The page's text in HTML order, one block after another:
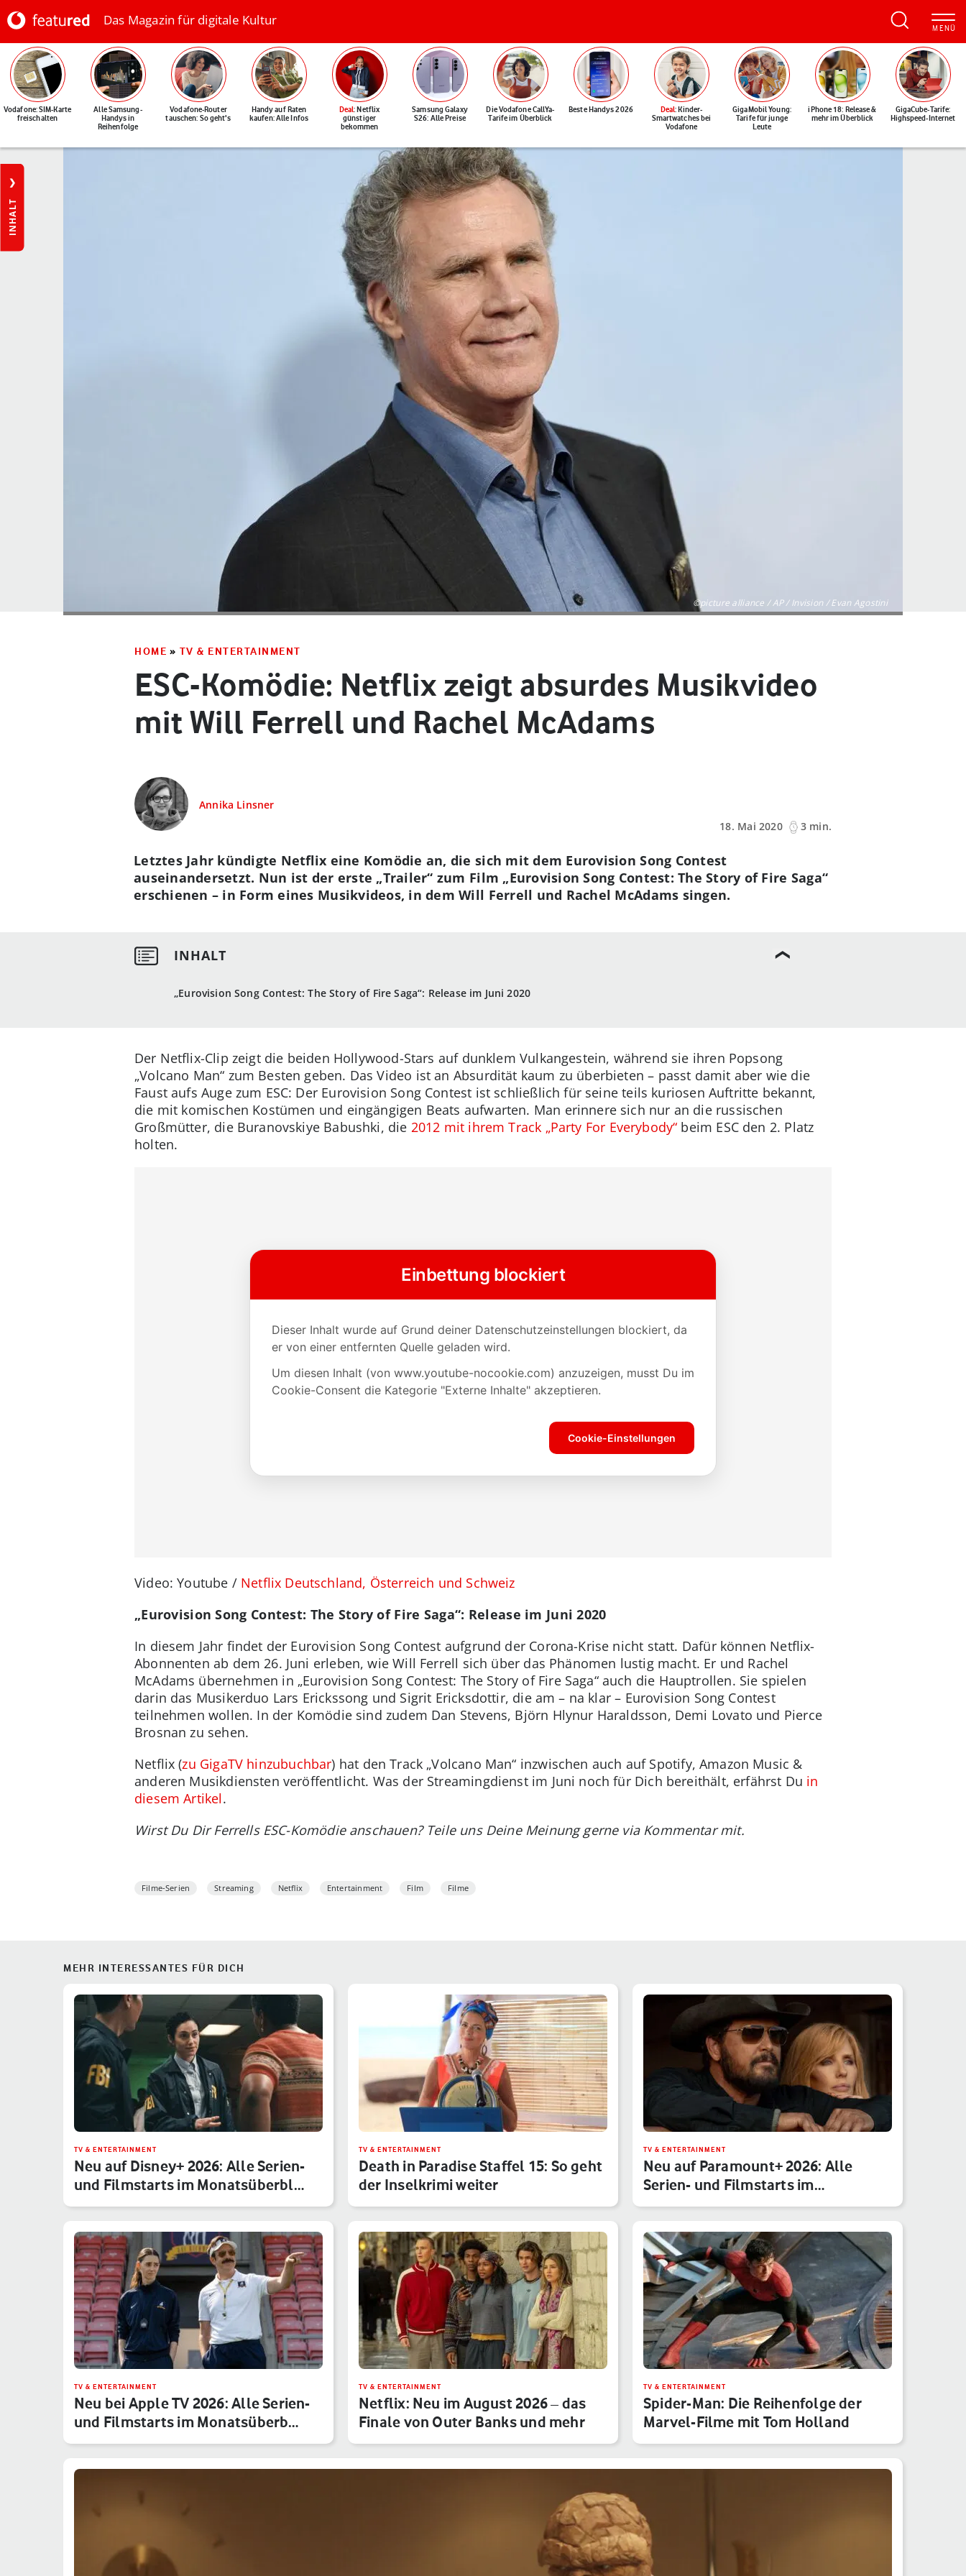
Das Magazin für digitale Kultur
Vodafone: SIM-Karte
freischalten
Alle Samsung-
Handys in
Reihenfolge
Vodafone-Router
tauschen: So geht's
Handy auf Raten
kaufen: Alle Infos
Deal: Netflix
günstiger
bekommen
Samsung Galaxy
S26: Alle Preise
Die Vodafone CallYa-
Tarife im Überblick
Beste Handys 2026 Deal: Kinder-
Smartwatches bei
Vodafone
GigaMobil Young:
Tarife für junge
Leute
iPhone 18: Release &
mehr im Überblick
GigaCube-Tarife:
Highspeed-Internet
INHALT
©picture alliance / AP / Invision / Evan Agostini
HOME » TV & ENTERTAINMENT
ESC-Komödie: Netflix zeigt absurdes Musikvideo
mit Will Ferrell und Rachel McAdams
Annika Linsner
18. Mai 2020
3 min.
„Eurovision Song Contest: The Story of Fire Saga“: Release im Juni 2020
Letztes Jahr kündigte Netflix eine Komödie an, die sich mit dem Eurovision Song Contest
auseinandersetzt. Nun ist der erste „Trailer“ zum Film „Eurovision Song Contest: The Story of Fire Saga“
erschienen – in Form eines Musikvideos, in dem Will Ferrell und Rachel McAdams singen.
Der Netflix-Clip zeigt die beiden Hollywood-Stars auf dunklem Vulkangestein, während sie ihren Popsong
„Volcano Man“ zum Besten geben. Das Video ist an Absurdität kaum zu überbieten – passt damit aber wie die
Faust aufs Auge zum ESC: Der Eurovision Song Contest ist schließlich für seine teils kuriosen Auftritte bekannt,
die mit komischen Kostümen und eingängigen Beats aufwarten. Man erinnere sich nur an die russischen
Großmütter, die Buranovskiye Babushki, die 2012 mit ihrem Track „Party For Everybody“ beim ESC den 2. Platz
holten.
Video: Youtube / Netflix Deutschland, Österreich und Schweiz
„Eurovision Song Contest: The Story of Fire Saga“: Release im Juni 2020
In diesem Jahr findet der Eurovision Song Contest aufgrund der Corona-Krise nicht statt. Dafür können Netflix-
Abonnenten ab dem 26. Juni erleben, wie Will Ferrell sich über das Phänomen lustig macht. Er und Rachel
McAdams übernehmen in „Eurovision Song Contest: The Story of Fire Saga“ auch die Hauptrollen. Sie spielen
darin das Musikerduo Lars Erickssong und Sigrit Ericksdottir, die am – na klar – Eurovision Song Contest
teilnehmen wollen. In der Komödie sind zudem Dan Stevens, Björn Hlynur Haraldsson, Demi Lovato und Pierce
Brosnan zu sehen.
Netflix (zu GigaTV hinzubuchbar) hat den Track „Volcano Man“ inzwischen auch auf Spotify, Amazon Music &
anderen Musikdiensten veröffentlicht. Was der Streamingdienst im Juni noch für Dich bereithält, erfährst Du in
diesem Artikel.
Wirst Du Dir Ferrells ESC-Komödie anschauen? Teile uns Deine Meinung gerne via Kommentar mit.
Filme-Serien Streaming Netflix Entertainment Film Filme
MEHR INTERESSANTES FÜR DICH
TV & ENTERTAINMENT
Neu auf Disney+ 2026: Alle Serien-
und Filmstarts im Monatsüberbl…
TV & ENTERTAINMENT
Death in Paradise Staffel 15: So geht
der Inselkrimi weiter
TV & ENTERTAINMENT
Neu auf Paramount+ 2026: Alle
Serien- und Filmstarts im
Monatsübe…
TV & ENTERTAINMENT
Neu bei Apple TV 2026: Alle Serien-
und Filmstarts im Monatsüberb…
TV & ENTERTAINMENT
Netflix: Neu im August 2026 – das
Finale von Outer Banks und mehr
TV & ENTERTAINMENT
Spider-Man: Die Reihenfolge der
Marvel-Filme mit Tom Holland